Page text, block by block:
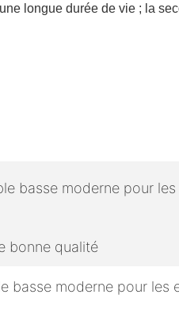
longue durée de vie ; la
bonne qualité